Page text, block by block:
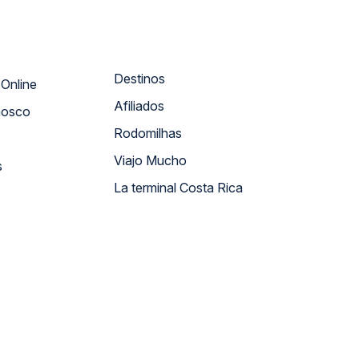
Atendimento Online
Destinos
Afiliados
Rodomilhas
Viajo Mucho
La terminal Costa Rica